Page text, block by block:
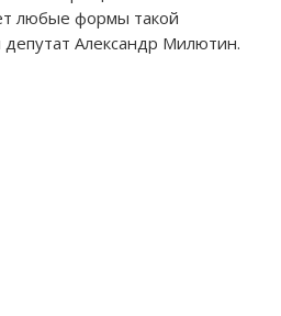
любые формы такой
Александр Милютин.